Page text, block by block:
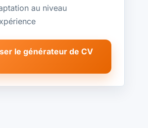
au niveau
le générateur de CV